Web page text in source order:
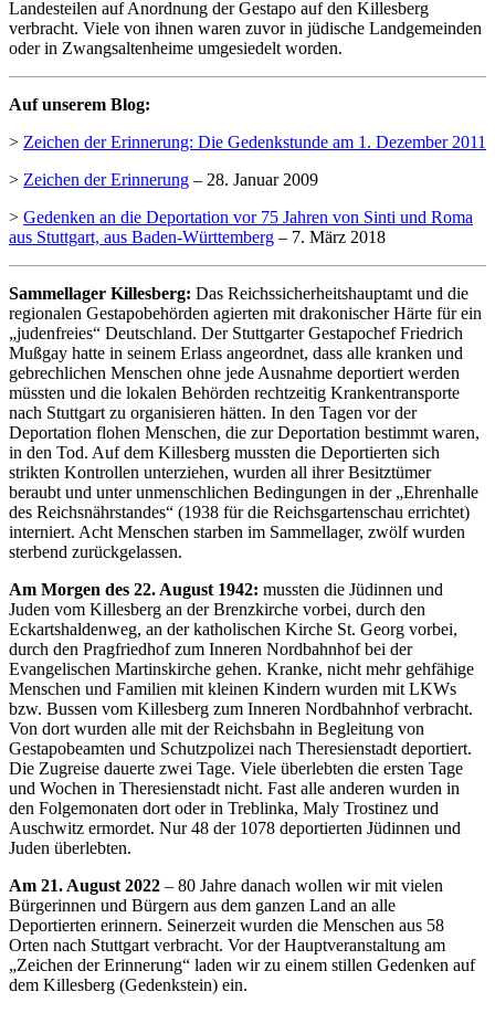
Landesteilen auf Anordnung der Gestapo auf den Killesberg
verbracht. Viele von ihnen waren zuvor in jüdische Landgemeinden
oder in Zwangsaltenheime umgesiedelt worden.
Auf unserem Blog:
> Zeichen der Erinnerung: Die Gedenkstunde am 1. Dezember 2011
> Zeichen der Erinnerung – 28. Januar 2009
> Gedenken an die Deportation vor 75 Jahren von Sinti und Roma
aus Stuttgart, aus Baden-Württemberg – 7. März 2018
Sammellager Killesberg: Das Reichssicherheitshauptamt und die
regionalen Gestapobehörden agierten mit drakonischer Härte für ein
„judenfreies“ Deutschland. Der Stuttgarter Gestapochef Friedrich
Mußgay hatte in seinem Erlass angeordnet, dass alle kranken und
gebrechlichen Menschen ohne jede Ausnahme deportiert werden
müssten und die lokalen Behörden rechtzeitig Krankentransporte
nach Stuttgart zu organisieren hätten. In den Tagen vor der
Deportation flohen Menschen, die zur Deportation bestimmt waren,
in den Tod. Auf dem Killesberg mussten die Deportierten sich
strikten Kontrollen unterziehen, wurden all ihrer Besitztümer
beraubt und unter unmenschlichen Bedingungen in der „Ehrenhalle
des Reichsnährstandes“ (1938 für die Reichsgartenschau errichtet)
interniert. Acht Menschen starben im Sammellager, zwölf wurden
sterbend zurückgelassen.
Am Morgen des 22. August 1942: mussten die Jüdinnen und
Juden vom Killesberg an der Brenzkirche vorbei, durch den
Eckartshaldenweg, an der katholischen Kirche St. Georg vorbei,
durch den Pragfriedhof zum Inneren Nordbahnhof bei der
Evangelischen Martinskirche gehen. Kranke, nicht mehr gehfähige
Menschen und Familien mit kleinen Kindern wurden mit LKWs
bzw. Bussen vom Killesberg zum Inneren Nordbahnhof verbracht.
Von dort wurden alle mit der Reichsbahn in Begleitung von
Gestapobeamten und Schutzpolizei nach Theresienstadt deportiert.
Die Zugreise dauerte zwei Tage. Viele überlebten die ersten Tage
und Wochen in Theresienstadt nicht. Fast alle anderen wurden in
den Folgemonaten dort oder in Treblinka, Maly Trostinez und
Auschwitz ermordet. Nur 48 der 1078 deportierten Jüdinnen und
Juden überlebten.
Am 21. August 2022 – 80 Jahre danach wollen wir mit vielen
Bürgerinnen und Bürgern aus dem ganzen Land an alle
Deportierten erinnern. Seinerzeit wurden die Menschen aus 58
Orten nach Stuttgart verbracht. Vor der Hauptveranstaltung am
„Zeichen der Erinnerung“ laden wir zu einem stillen Gedenken auf
dem Killesberg (Gedenkstein) ein.